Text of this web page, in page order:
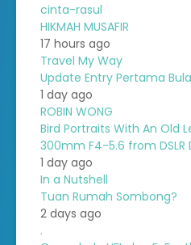
cinta-rasul
HIKMAH MUSAFIR
17 hours ago
Travel My Way
Update Entry Pertama
1 day ago
ROBIN WONG
Bird Portraits With An Old
300mm F4-5.6 from DSLR
1 day ago
In a Nutshell
Tuan Rumah Sombong?
2 days ago
.